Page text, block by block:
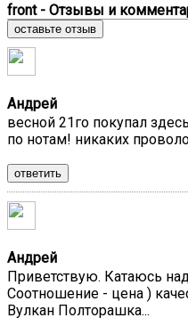
front - Отзывы и
оставьте отзыв
Андрей
весной 21го покупал
по нотам! никаких
ответить
Андрей
Приветствую. Катаюсь
Соотношение - цена )
Вулкан Полторашка...